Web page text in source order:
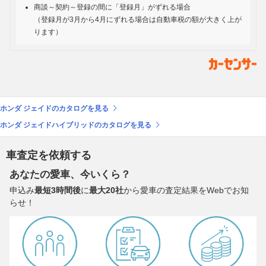
商談～契約～登録の間に「登録月」がずれる場合
（登録月が3月から4月にずれる場合は自動車税の額が大きく上が
ります）
ホンダ ジェイドのカタログを見る
ホンダ ジェイドハイブリッドのカタログを見る
車査定を依頼する
あなたの愛車、今いくら？
申込み最短3時間後に最大20社から愛車の査定結果をWebでお知
らせ！